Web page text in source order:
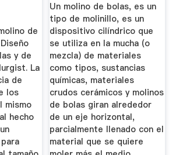
de
y de
La
de
los
mismo
hecho
Un molino de bolas, es un
tipo de molinillo, es un
dispositivo cilíndrico que
se utiliza en la mucha (o
mezcla) de materiales
como tipos, sustancias
químicas, materiales
crudos cerámicos y molinos
de bolas giran alrededor
de un eje horizontal,
parcialmente llenado con el
material que se quiere